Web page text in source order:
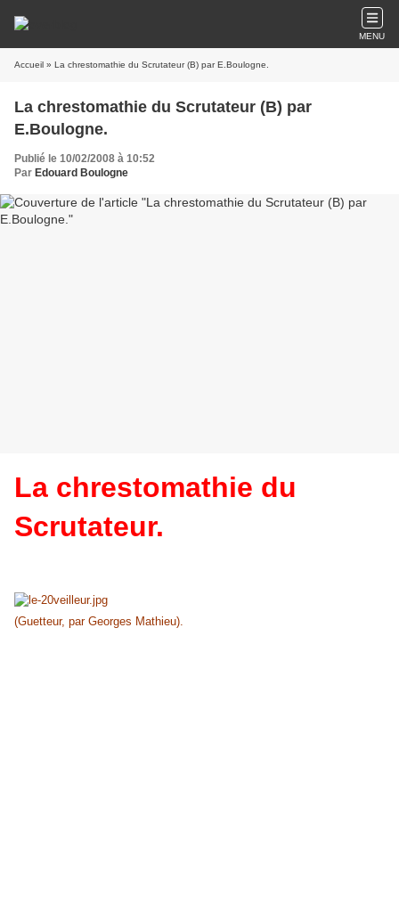
MENU
Accueil » La chrestomathie du Scrutateur (B) par E.Boulogne.
La chrestomathie du Scrutateur (B) par
E.Boulogne.
Publié le 10/02/2008 à 10:52
Par Edouard Boulogne
La chrestomathie du
Scrutateur.
(Guetteur, par Georges Mathieu).